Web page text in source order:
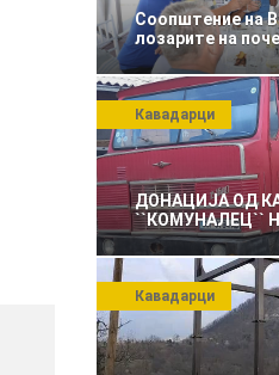
МЕСТО ЗА
Соопштение на
лозарите на
ДОНАЦИЈА ОД
``КОМУНАЛЕЦ``
ПРЕТПРИЈАТИЕ
Кавадарци
Кавадарци